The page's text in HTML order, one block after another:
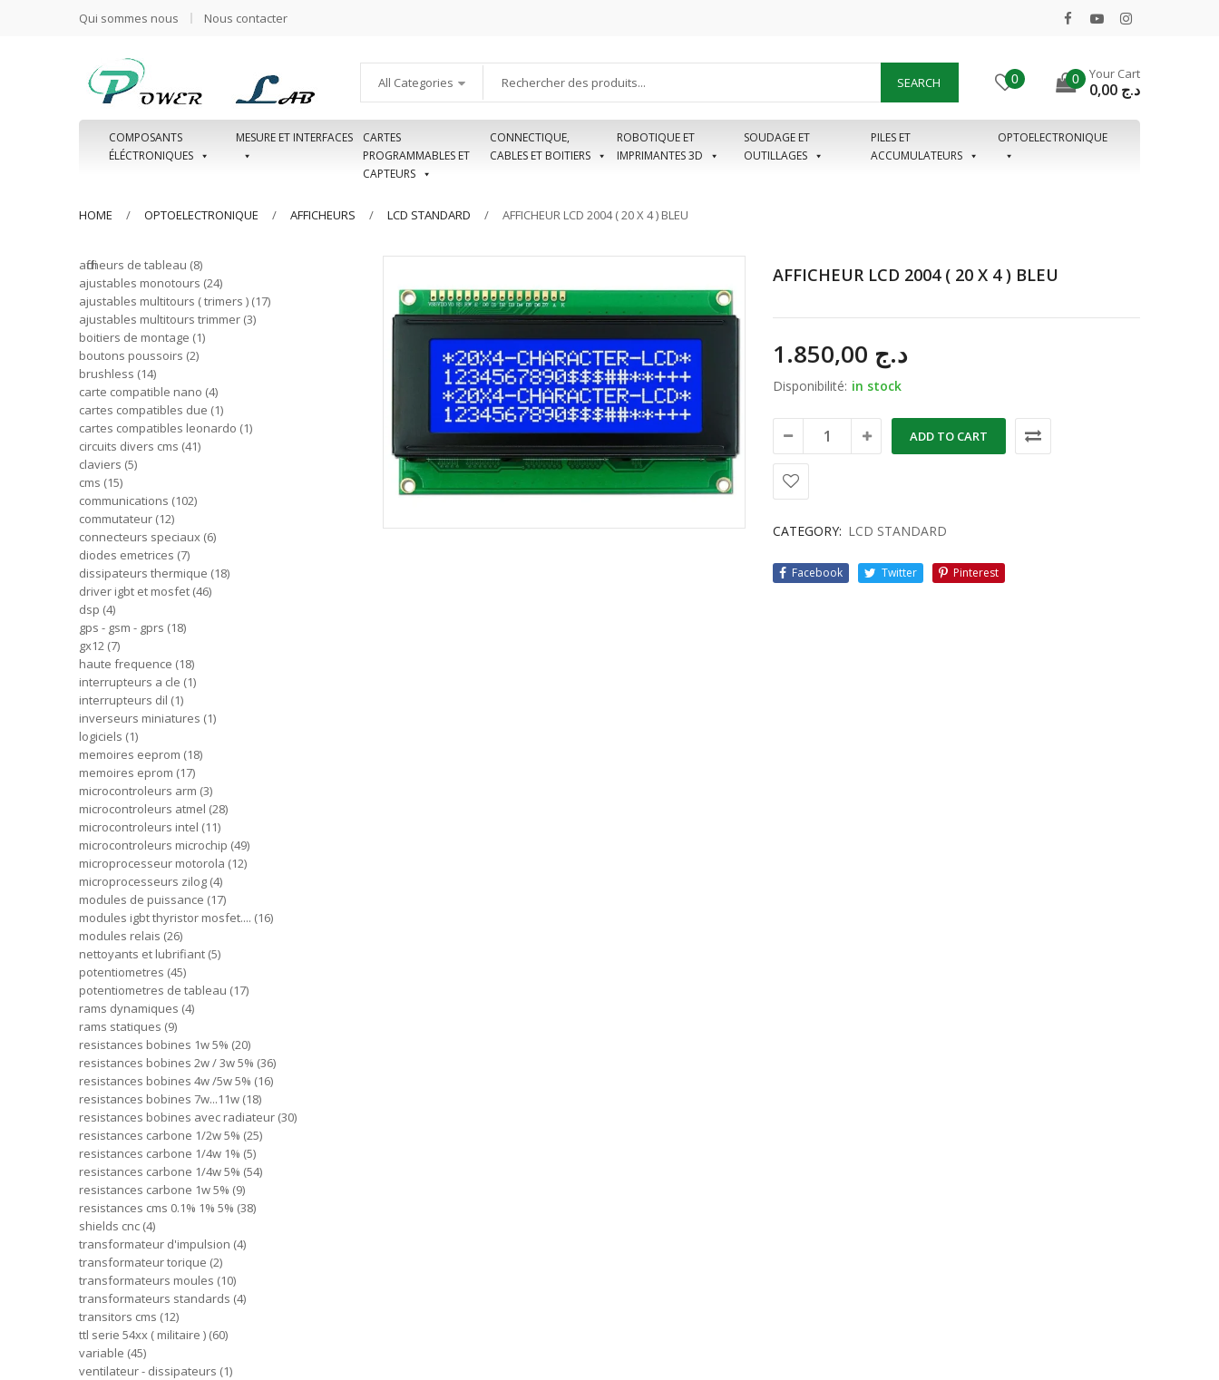
Qui sommes nous Nous contacter
All Categories SEARCH 0 0 Your Cart
د.ج
COMPOSANTS
ÉLÉCTRONIQUES
MESURE ET INTERFACES
CARTES
PROGRAMMABLES ET
CAPTEURS
CONNECTIQUE,
CABLES ET BOITIERS
ROBOTIQUE ET
IMPRIMANTES 3D
SOUDAGE ET
OUTILLAGES
PILES ET
ACCUMULATEURS
OPTOELECTRONIQUE
HOME OPTOELECTRONIQUE AFFICHEURS LCD STANDARD AFFICHEUR LCD 2004 ( 20 X 4 ) BLEU
AFFICHEUR LCD 2004 ( 20 X 4 ) BLEU
د.ج
Disponibilité: in stock
ADD TO CART
CATEGORY: LCD STANDARD
Facebook Twitter Pinterest
afficheurs de tableau 8
ajustables monotours 24
ajustables multitours ( trimers ) 17
ajustables multitours trimmer 3
boitiers de montage 1
boutons poussoirs 2
brushless 14
carte compatible nano 4
cartes compatibles due 1
cartes compatibles leonardo 1
circuits divers cms 41
claviers 5
cms 15
communications 102
commutateur 12
connecteurs speciaux 6
diodes emetrices 7
dissipateurs thermique 18
driver igbt et mosfet 46
dsp 4
gps - gsm - gprs 18
gx12 7
haute frequence 18
interrupteurs a cle 1
interrupteurs dil 1
inverseurs miniatures 1
logiciels 1
memoires eeprom 18
memoires eprom 17
microcontroleurs arm 3
microcontroleurs atmel 28
microcontroleurs intel 11
microcontroleurs microchip 49
microprocesseur motorola 12
microprocesseurs zilog 4
modules de puissance 17
modules igbt thyristor mosfet.... 16
modules relais 26
nettoyants et lubrifiant 5
potentiometres 45
potentiometres de tableau 17
rams dynamiques 4
rams statiques 9
resistances bobines 1w 5% 20
resistances bobines 2w / 3w 5% 36
resistances bobines 4w /5w 5% 16
resistances bobines 7w...11w 18
resistances bobines avec radiateur 30
resistances carbone 1/2w 5% 25
resistances carbone 1/4w 1% 5
resistances carbone 1/4w 5% 54
resistances carbone 1w 5% 9
resistances cms 0.1% 1% 5% 38
shields cnc 4
transformateur d'impulsion 4
transformateur torique 2
transformateurs moules 10
transformateurs standards 4
transitors cms 12
ttl serie 54xx ( militaire ) 60
variable 45
ventilateur - dissipateurs 1